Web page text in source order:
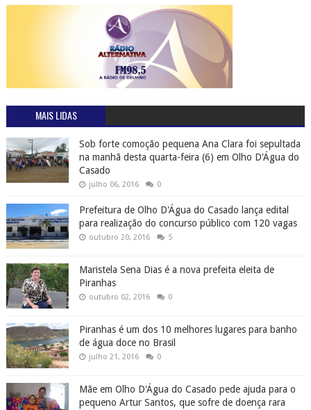
MAIS LIDAS
Sob forte comoção pequena Ana Clara foi sepultada
na manhã desta quarta-feira (6) em Olho D'Água do
Casado
julho 06, 2016 0
Prefeitura de Olho D'Água do Casado lança edital
para realização do concurso público com 120 vagas
outubro 20, 2016 5
Maristela Sena Dias é a nova prefeita eleita de
Piranhas
outubro 02, 2016 0
Piranhas é um dos 10 melhores lugares para banho
de água doce no Brasil
julho 21, 2016 0
Mãe em Olho D'Água do Casado pede ajuda para o
pequeno Artur Santos, que sofre de doença rara